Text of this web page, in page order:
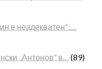
е неадекватен“:…
„Антонов“ в… (89)